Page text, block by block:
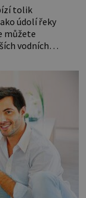
tolik
údolí řeky
můžete
vodních
ve Velkých